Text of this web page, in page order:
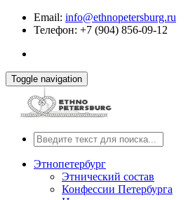
Email: info@ethnopetersburg.ru
Телефон: +7 (904) 856-09-12
Toggle navigation
Этнопетербург
Этнический состав
Конфессии Петербурга